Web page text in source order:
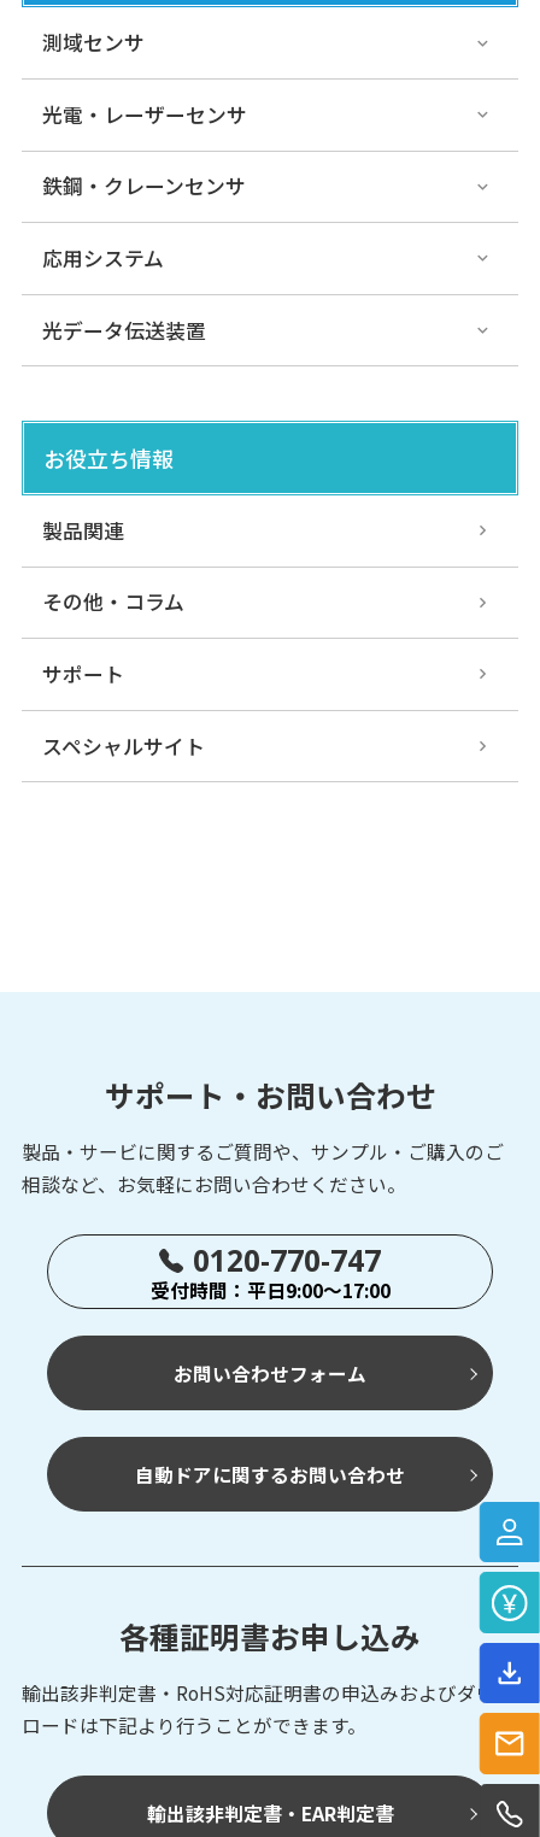
測域センサ
光電・レーザーセンサ
鉄鋼・クレーンセンサ
応用システム
光データ伝送装置
お役立ち情報
製品関連
その他・コラム
サポート
スペシャルサイト
サポート・お問い合わせ
製品・サービに関するご質問や、サンプル・ご購入の ご
相談など、お気軽にお問い合わせください。
0120-770-747
受付時間：平日9:00～17:00
お問い合わせフォーム
自動ドアに関するお問い合わせ
各種証明書お申し込み
輸出該非判定書・RoHS対応証明書の申込みおよびダウン
ロードは下記より行うことができます。
輸出該非判定書・EAR判定書